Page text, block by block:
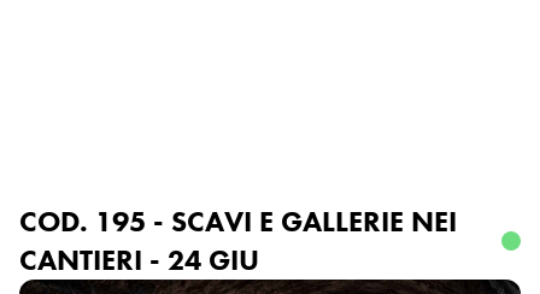
COD. 195 - SCAVI E GALLERIE NEI
CANTIERI - 24 GIU